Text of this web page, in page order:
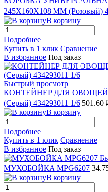
245Х160Х108 ММ (Розовый)
В корзину
Подробнее
Купить в 1 клик Сравнение
В избранное Под заказ
Быстрый просмотр
КОНТЕЙНЕР ДЛЯ ОВОЩЕЙ
(Серый) 434293011 1/6 501.60
В корзину
Подробнее
Купить в 1 клик Сравнение
В избранное Под заказ
МУХОБОЙКА MPG6207
В корзину